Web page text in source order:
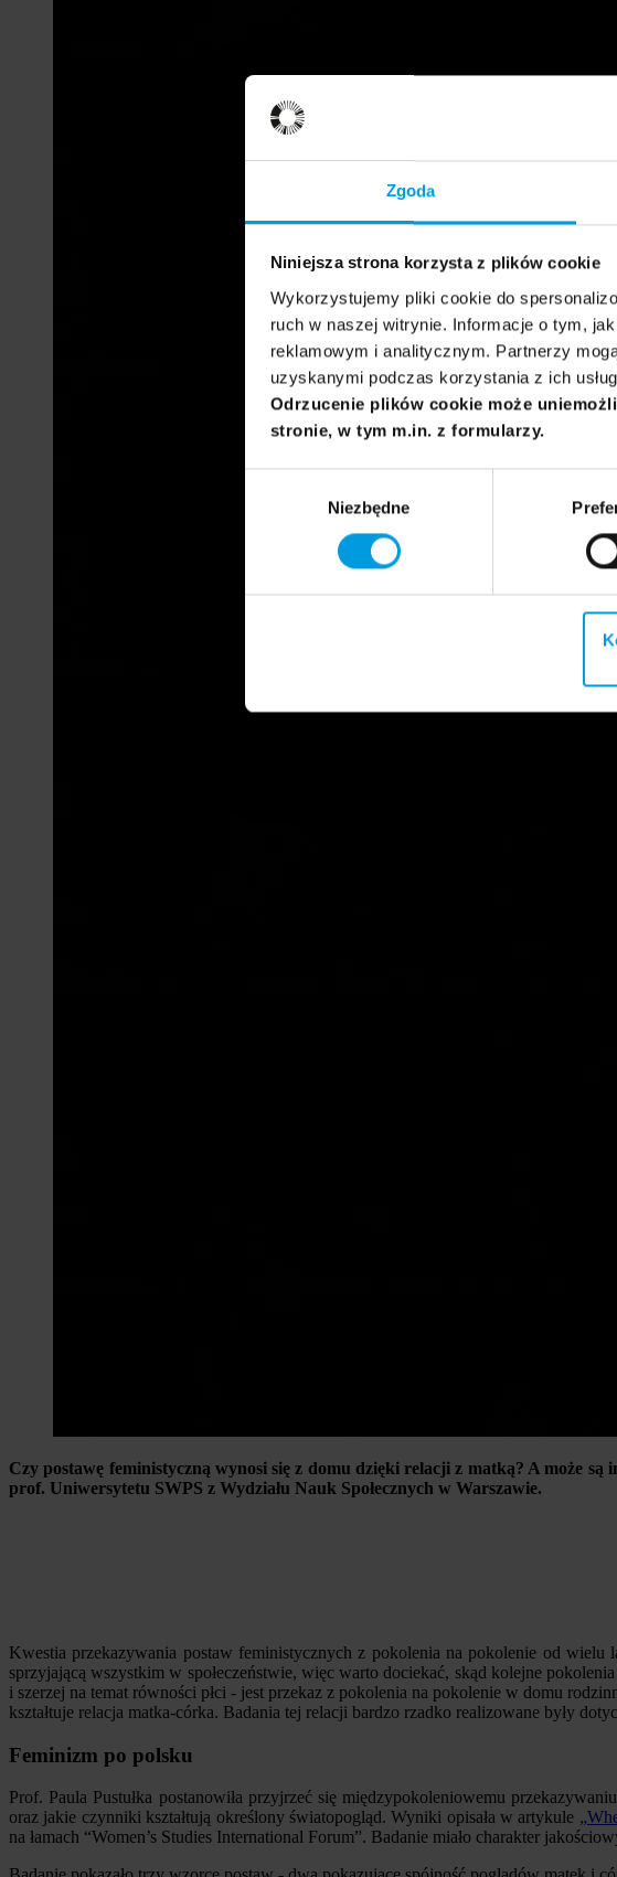
Zgoda
Niniejsza strona korzysta z plików cookie
Wykorzystujemy pliki cookie do
ruch w naszej witrynie. Informacje o tym,
reklamowym i analitycznym. Partnerzy
uzyskanymi podczas korzystania z ich
Odrzucenie plików cookie może
stronie, w tym m.in. z formularzy.
Niezbędne
Czy postawę feministyczną wynosi się z domu dzięki relacji z matką? A może
prof. Uniwersytetu SWPS z Wydziału Nauk Społecznych w Warszawie.
Kwestia przekazywania postaw feministycznych z pokolenia na pokolenie od
sprzyjającą wszystkim w społeczeństwie, więc warto dociekać, skąd kolejne
i szerzej na temat równości płci - jest przekaz z pokolenia na pokolenie w domu
kształtuje relacja matka-córka. Badania tej relacji bardzo rzadko realizowane były
Feminizm po polsku
Prof. Paula Pustułka postanowiła przyjrzeć się międzypokoleniowemu
oraz jakie czynniki kształtują określony światopogląd. Wyniki opisała w artykule
na łamach “Women’s Studies International Forum”. Badanie miało charakter